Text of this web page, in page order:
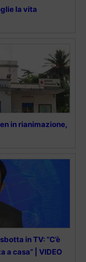
la vita
in rianimazione,
in TV: “C’è
a casa” | VIDEO